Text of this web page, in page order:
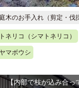
庭木のお手入れ（剪定・伐
トネリコ（シマトネリコ）
ヤマボウシ
【内部で枝が込み合っ